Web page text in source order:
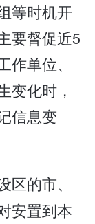
等时机开
要督促近5
单位、
变化时，
信息变
的市、
安置到本